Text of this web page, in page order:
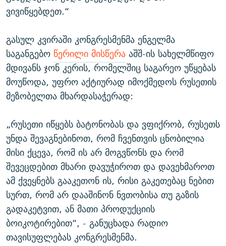
ვივიწყებდეთ.“
გასულ კვირაში კონგრესმენმა ენგელმა
საგანგებო წერილი მისწერააშშ-ის სახელმწიფო
მდივანს ჯონ კერის, რომელშიც საგარეო უწყებას
მოუწოდა, უფრო აქტიურად იმოქმედოს რუსეთის
მეზობელთა მხარდასაჭერად:
„რუსეთი იწყებს ბატონობას და ვფიქრობ, რუსეთს
უნდა შევაგნებინოთ, რომ ჩვენთვის ცნობილია
მისი ქცევა, რომ ის არ მოგვწონს და რომ
შევეცდებით მხარი დავუჭიროთ და დავეხმაროთ
ამ ქვეყნებს გააკეთონ ის, რისი გაკეთებაც ნებით
სურთ, რომ არ დააშინონ ნვთობისა თუ გაზის
გადაკეტვით, ან მათი პროდუქციის
ბოიკოტირებით“, - განუცხადა რადიო
თავისუფლებას კონგრესმენმა.